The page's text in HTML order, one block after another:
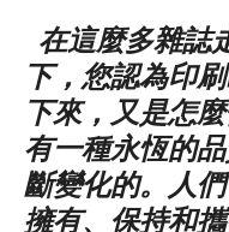
在這麼多雜誌
下，您認為印
下來，又是怎
有一種永恆的
斷變化的。人
擁有、保持和